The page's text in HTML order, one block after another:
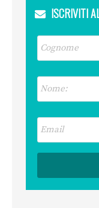
ISCRIVITI